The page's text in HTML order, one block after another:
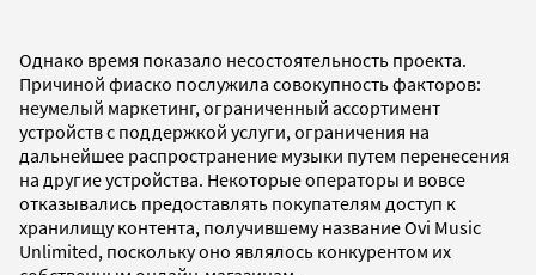
Однако время показало несостоятельность проекта.
Причиной фиаско послужила совокупность факторов:
неумелый маркетинг, ограниченный ассортимент
устройств с поддержкой услуги, ограничения на
дальнейшее распространение музыки путем перенесения
на другие устройства. Некоторые операторы и вовсе
отказывались предоставлять покупателям доступ к
хранилищу контента, получившему название Ovi Music
Unlimited, поскольку оно являлось конкурентом их